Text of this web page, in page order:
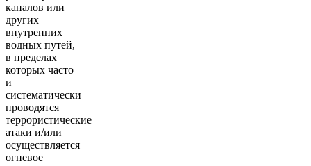
каналов или
других
внутренних
водных путей,
в пределах
которых часто
и
систематически
проводятся
террористические
атаки и/или
осуществляется
огневое